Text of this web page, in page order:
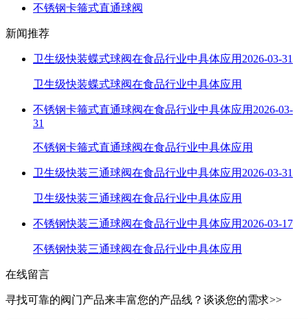
不锈钢卡箍式直通球阀
新闻推荐
卫生级快装蝶式球阀在食品行业中具体应用 2026-03-31
卫生级快装蝶式球阀在食品行业中具体应用
不锈钢卡箍式直通球阀在食品行业中具体应用 2026-03-
31
不锈钢卡箍式直通球阀在食品行业中具体应用
卫生级快装三通球阀在食品行业中具体应用 2026-03-31
卫生级快装三通球阀在食品行业中具体应用
不锈钢快装三通球阀在食品行业中具体应用 2026-03-17
不锈钢快装三通球阀在食品行业中具体应用
在线留言
寻找可靠的阀门产品来丰富您的产品线？谈谈您的需求>>